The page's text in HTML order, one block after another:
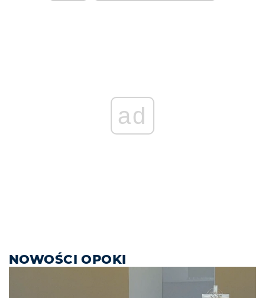
ad
NOWOŚCI OPOKI